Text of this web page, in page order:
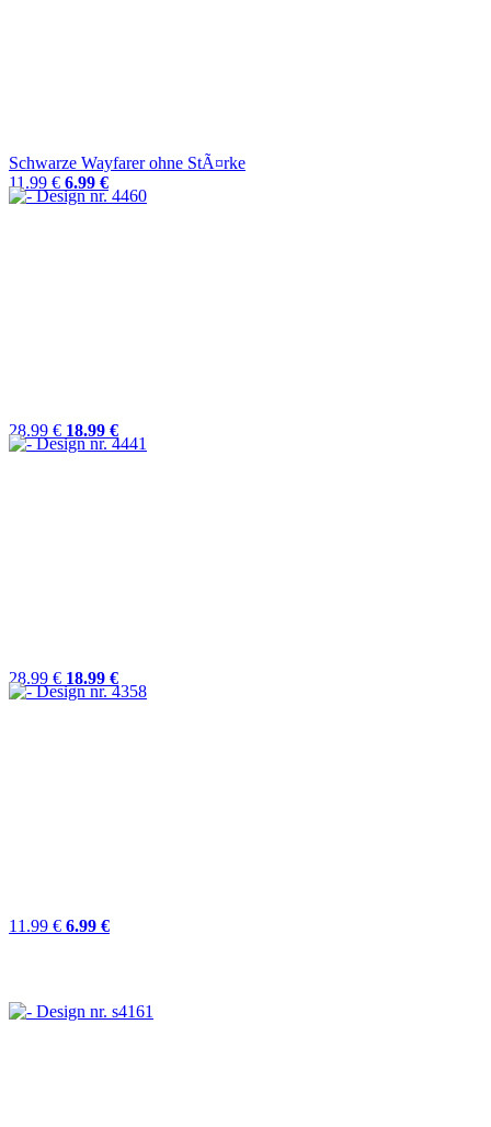
Schwarze Wayfarer ohne StÃ¤rke
11.99 € 6.99 €
28.99 € 18.99 €
28.99 € 18.99 €
11.99 € 6.99 €